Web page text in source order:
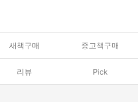
새책구매 중고책구매
리뷰 Pick